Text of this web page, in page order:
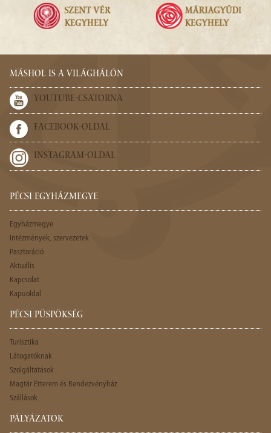
MÁSHOL IS A VILÁGHÁLÓN
YOUTUBE-CSATORNA
FACEBOOK-OLDAL
INSTAGRAM-OLDAL
PÉCSI EGYHÁZMEGYE
Egyházmegye
Intézmények, szervezetek
Pasztoráció
Aktuális
Kapcsolat
Kapuoldal
PÉCSI PÜSPÖKSÉG
Turisztika
Látogatóknak
Szolgáltatások
Magtár Étterem és Rendezvényház
Szállások
PÁLYÁZATOK